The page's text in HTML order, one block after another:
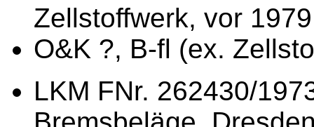
Zellstoffwerk, vor
O&K ?, B-fl (ex.
LKM FNr. 262430/